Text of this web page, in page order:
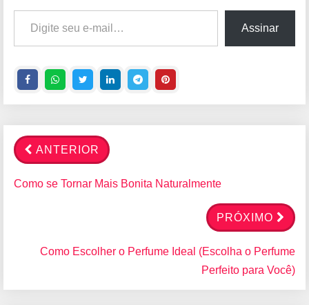
Digite seu e-mail…
Assinar
ANTERIOR
Como se Tornar Mais Bonita Naturalmente
PRÓXIMO
Como Escolher o Perfume Ideal (Escolha o Perfume
Perfeito para Você)